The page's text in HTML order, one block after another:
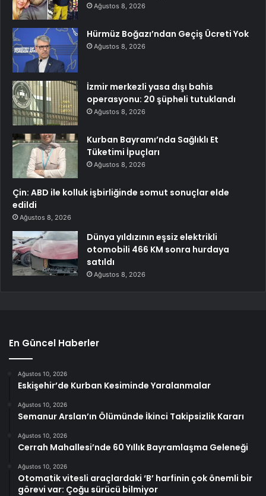
Ağustos 8, 2026
Hürmüz Boğazı’ndan Geçiş Ücreti Yok
Ağustos 8, 2026
İzmir merkezli yasa dışı bahis
operasyonu: 20 şüpheli tutuklandı
Ağustos 8, 2026
Kurban Bayramı’nda Sağlıklı Et
Tüketimi İpuçları
Ağustos 8, 2026
Çin: ABD ile kolluk işbirliğinde somut sonuçlar elde
edildi
Ağustos 8, 2026
Dünya yıldızının eşsiz elektrikli
otomobili 466 KM sonra hurdaya
satıldı
Ağustos 8, 2026
En Güncel Haberler
Ağustos 10, 2026
Eskişehir’de Kurban Kesiminde Yaralanmalar
Ağustos 10, 2026
Semanur Arslan’ın Ölümünde İkinci Takipsizlik Kararı
Ağustos 10, 2026
Cerrah Mahallesi’nde 60 Yıllık Bayramlaşma Geleneği
Ağustos 10, 2026
Otomatik vitesli araçlardaki ‘B’ harfinin çok önemli bir
görevi var: Çoğu sürücü bilmiyor